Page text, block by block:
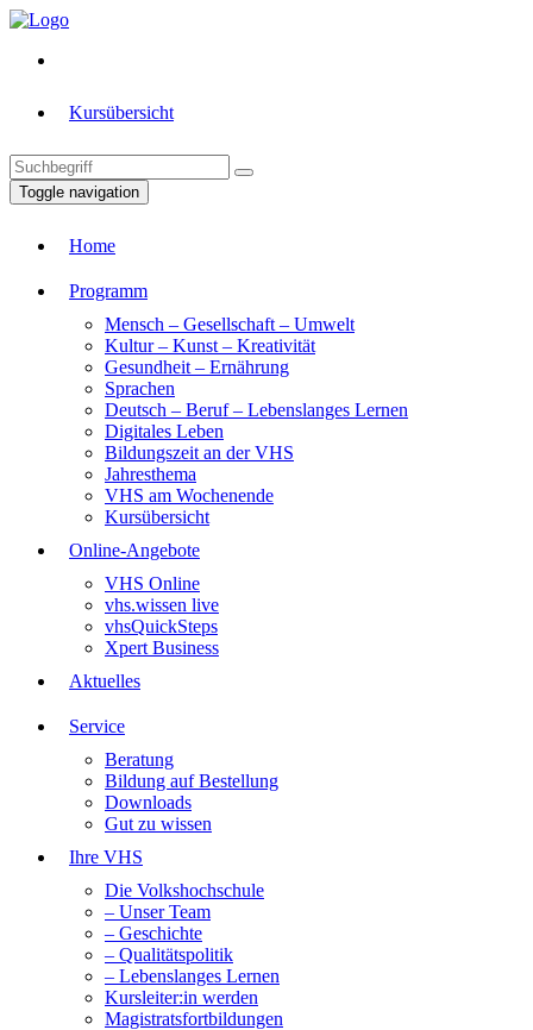
Kursübersicht
Toggle navigation
Home
Programm
Mensch – Gesellschaft – Umwelt
Kultur – Kunst – Kreativität
Gesundheit – Ernährung
Sprachen
Deutsch – Beruf – Lebenslanges Lernen
Digitales Leben
Bildungszeit an der VHS
Jahresthema
VHS am Wochenende
Kursübersicht
Online-Angebote
VHS Online
vhs.wissen live
vhsQuickSteps
Xpert Business
Aktuelles
Service
Beratung
Bildung auf Bestellung
Downloads
Gut zu wissen
Ihre VHS
Die Volkshochschule
– Unser Team
– Geschichte
– Qualitätspolitik
– Lebenslanges Lernen
Kursleiter:in werden
Magistratsfortbildungen